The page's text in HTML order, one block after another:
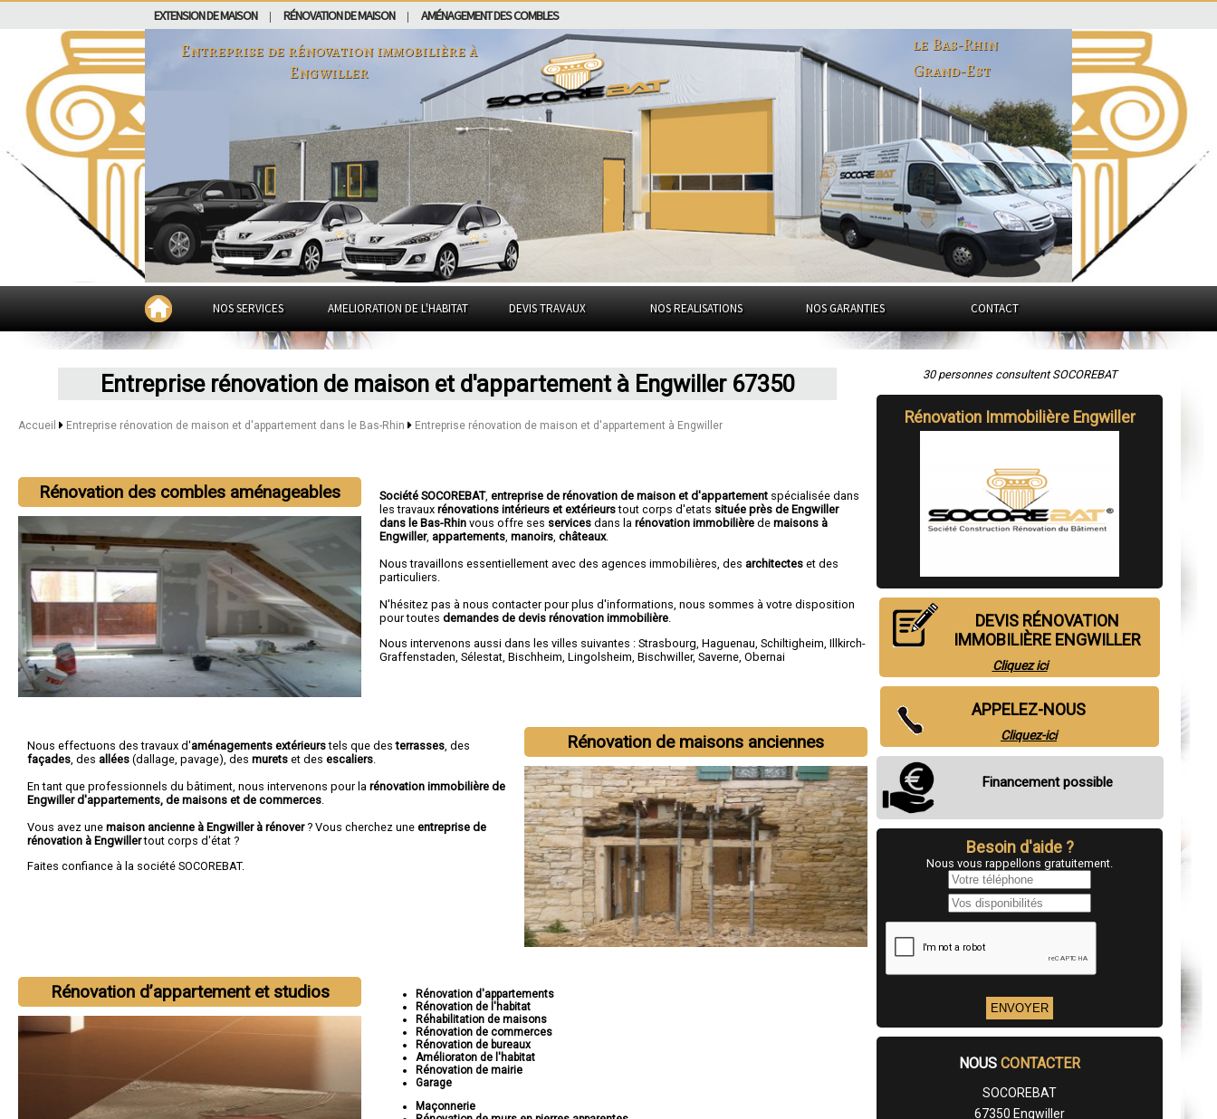
EXTENSION DE MAISON RÉNOVATION DE MAISON AMÉNAGEMENT DES COMBLES
Entreprise de rénovation immobilière à
Engwiller
le Bas-Rhin
Grand-Est
NOS SERVICES AMELIORATION DE L'HABITAT DEVIS TRAVAUX NOS REALISATIONS NOS GARANTIES CONTACT
Entreprise rénovation de maison et d'appartement à Engwiller 67350
Accueil Entreprise rénovation de maison et d'appartement dans le Bas-Rhin Entreprise rénovation de maison et d'appartement à Engwiller
Rénovation des combles aménageables Société SOCOREBAT,entreprise de rénovation de maison et d'appartement spécialisée dans
les travauxrénovations intérieurs et extérieurstout corps d'etats située près de Engwiller
dans le Bas-Rhinvous offre ses services dans larénovation immobilière demaisons à
Engwiller, appartements ,manoirs ,châteaux.
Nous travaillons essentiellement avec des agences immobilières, des architectes et des
particuliers.
N'hésitez pas à nous contacter pour plus d'informations, nous sommes à votre disposition
pour toutesdemandes de devis rénovation immobilière
Nous intervenons aussi dans les villes suivantes :Strasbourg ,Haguenau ,Schiltigheim ,Illkirch-
Graffenstaden ,Sélestat ,Bischheim ,Lingolsheim ,Bischwiller,Saverne ,Obernai
Rénovation de maisons anciennes
Nous effectuons des travaux d'aménagements extérieurstels que desterrasses , des
façades , des allées (dallage, pavage), des murets et des escaliers
En tant que professionnels du bâtiment, nous intervenons pour la rénovation immobilière de
Engwiller d'appartements, de maisons et de commerces
Vous avez une maison ancienne à Engwiller à rénover? Vous cherchez une entreprise de
rénovation à Engwillertout corps d'état ?
Faites confiance à la société SOCOREBAT.
Rénovation d’appartement et studios
Rénovation d'appartements
Rénovation de l'habitat
Réhabilitation de maisons
Rénovation de commerces
Rénovation de bureaux
Amélioraton de l'habitat
Rénovation de mairie
Garage
Maçonnerie
30 personnes consultent SOCOREBAT
Rénovation Immobilière Engwiller
DEVIS RÉNOVATION
IMMOBILIÈRE ENGWILLER
Cliquez ici
APPELEZ-NOUS
Cliquez-ici
Financement possible
Besoin d'aide ?
Nous vous rappellons gratuitement.
NOUS CONTACTER
SOCOREBAT
67350 Engwiller